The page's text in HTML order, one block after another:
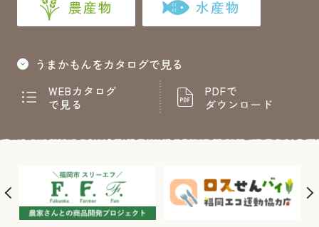
農産物 水産物
うまかもんをカタログで見る
WEBカタログ
で見る
PDFで
ダウンロード